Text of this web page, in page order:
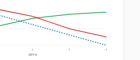
2 3 4
Jahre